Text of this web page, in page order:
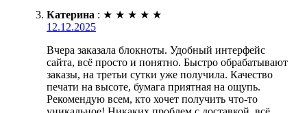
Катерина : ★ ★ ★ ★ ★
12.12.2025
Вчера заказала блокноты. Удобный интерфейс
сайта, всё просто и понятно. Быстро обрабатывают
заказы, на третьи сутки уже получила. Качество
печати на высоте, бумага приятная на ощупь.
Рекомендую всем, кто хочет получить что-то